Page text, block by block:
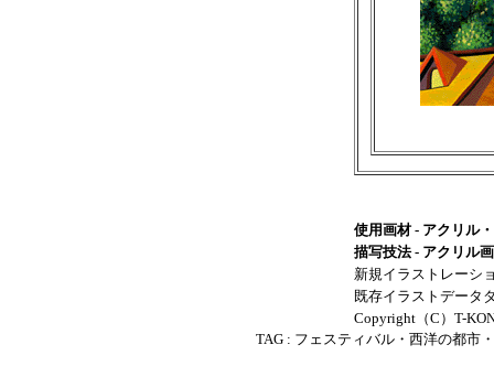
使用画材 - アクリル
描写技法 - アクリ
新規イラストレーシ
既存イラストデータ
Copyright（C）T-
TAG : フェスティバル・西洋の都市